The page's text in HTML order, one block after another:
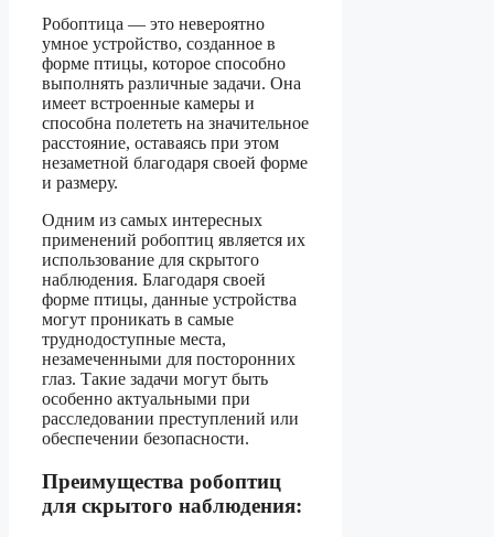
Робоптица — это невероятно
умное устройство, созданное в
форме птицы, которое способно
выполнять различные задачи. Она
имеет встроенные камеры и
способна полететь на значительное
расстояние, оставаясь при этом
незаметной благодаря своей форме
и размеру.
Одним из самых интересных
применений робоптиц является их
использование для скрытого
наблюдения. Благодаря своей
форме птицы, данные устройства
могут проникать в самые
труднодоступные места,
незамеченными для посторонних
глаз. Такие задачи могут быть
особенно актуальными при
расследовании преступлений или
обеспечении безопасности.
Преимущества робоптиц
для скрытого наблюдения: